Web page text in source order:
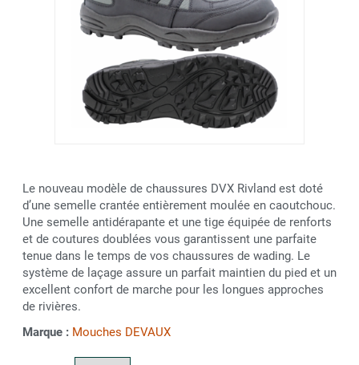
Le nouveau modèle de chaussures DVX Rivland est doté
d’une semelle crantée entièrement moulée en caoutchouc.
Une semelle antidérapante et une tige équipée de renforts
et de coutures doublées vous garantissent une parfaite
tenue dans le temps de vos chaussures de wading. Le
système de laçage assure un parfait maintien du pied et un
excellent confort de marche pour les longues approches
de rivières.
Marque : Mouches DEVAUX